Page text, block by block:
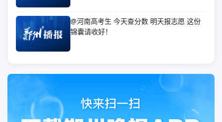
@河南高考生 今天查分数 明天报志愿 这份
锦囊请收好！